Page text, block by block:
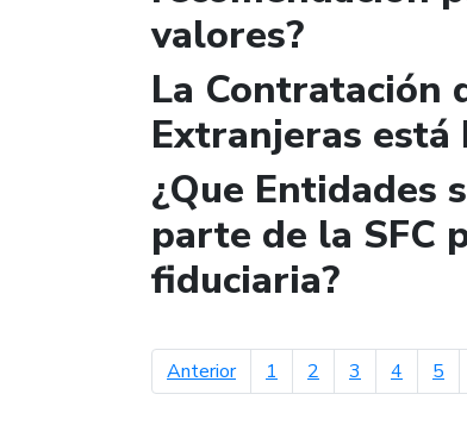
valores?
La Contratación
Extranjeras está
¿Que Entidades
parte de la SFC
fiduciaria?
Anteriorpágina anterior
1 2 3 4 5